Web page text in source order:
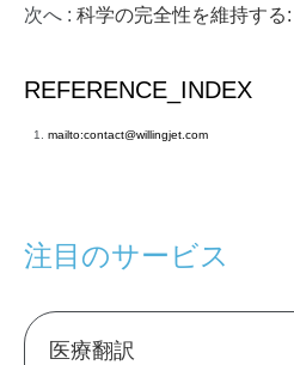
次へ : 科学の完全性を維持する
REFERENCE_INDEX
mailto:contact@willingjet.com
注目のサービス
医療翻訳